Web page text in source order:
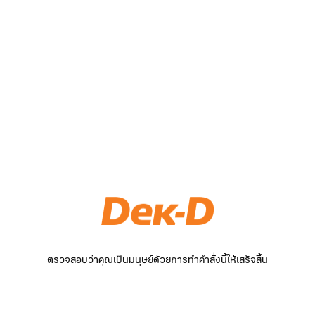
ตรวจสอบว่าคุณเป็นมนุษย์ด้วยการทำคำสั่งนี้ให้เสร็จสิ้น